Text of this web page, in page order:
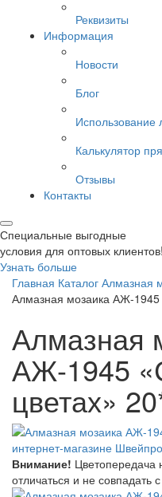
Реквизиты
Информация
Новости
Блог
Использование
Калькулятор
Отзывы
Контакты
Специальные выгодные
условия для оптовых клиентов!
Узнать больше
Главная Каталог Алмазная
Алмазная мозаика АЖ-1945
Алмазная
АЖ-1945
цветах»
Внимание! Цветопередача
отличаться и не совпадать